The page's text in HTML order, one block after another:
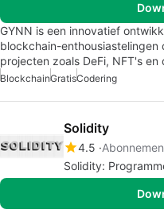
GYNN is een innovatief
blockchain-
projecten zoals DeFi, NFT's
BlockchainGratisCodering
Solidity
4.5
Solidity: